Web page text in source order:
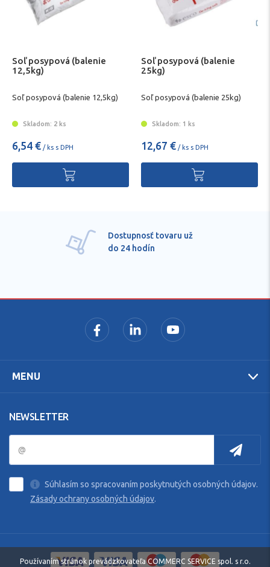
Soľ posypová (balenie
12,5kg)
Soľ posypová (balenie 12,5kg)
Skladom: 2 ks
6,54 € / ks s DPH
Soľ posypová (balenie
25kg)
Soľ posypová (balenie 25kg)
Skladom: 1 ks
12,67 € / ks s DPH
Dostupnosť tovaru už
do 24 hodín
MENU
NEWSLETTER
Súhlasím so spracovaním poskytnutých osobných údajov.
Zásady ochrany osobných údajov.
Používaním stránok prevádzkovateľa COMMERC SERVICE spol. s r.o.